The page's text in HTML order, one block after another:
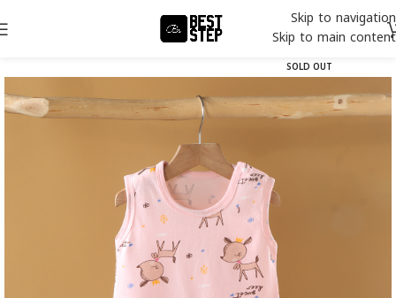
Skip to navigation
Skip to main content
SOLD OUT